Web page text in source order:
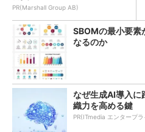
PR(Marshall Group AB)
SBOMの最小要
なるのか
なぜ生成AI導入
織力を高める鍵
PR(ITmedia エンタープラ